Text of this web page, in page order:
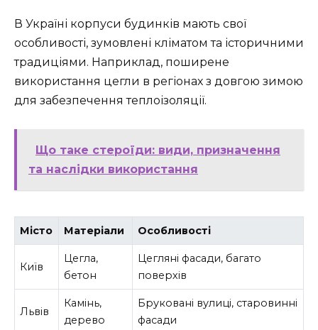
В Україні корпуси будинків мають свої
особливості, зумовлені кліматом та історичними
традиціями. Наприклад, поширене
використання цегли в регіонах з довгою зимою
для забезпечення теплоізоляції.
Що таке стероїди: види, призначення
та наслідки використання
Місто Матеріали Особливості
Київ
Цегла,
бетон
Цегляні фасади, багато
поверхів
Львів
Камінь,
дерево
Бруковані вулиці, старовинні
фасади